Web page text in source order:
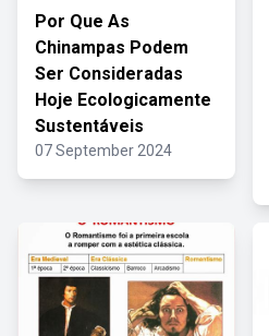
Por Que As
Chinampas Podem
Ser Consideradas
Hoje Ecologicamente
Sustentáveis
07 September 2024